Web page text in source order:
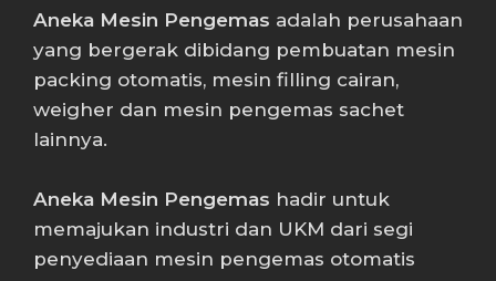
Aneka Mesin Pengemas adalah perusahaan
yang bergerak dibidang pembuatan mesin
packing otomatis, mesin filling cairan,
weigher dan mesin pengemas sachet
lainnya.
Aneka Mesin Pengemas hadir untuk
memajukan industri dan UKM dari segi
penyediaan mesin pengemas otomatis